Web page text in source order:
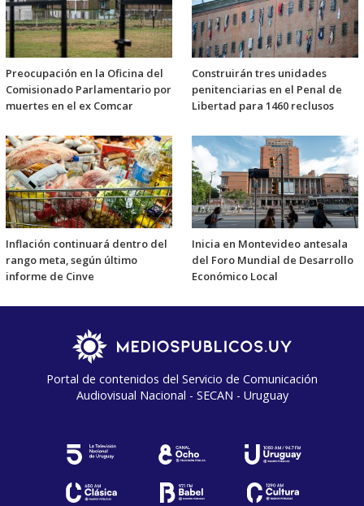
Preocupación en la Oficina del
Comisionado Parlamentario por
muertes en el ex Comcar
Construirán tres unidades
penitenciarias en el Penal de
Libertad para 1460 reclusos
Inflación continuará dentro del
rango meta, según último
informe de Cinve
Inicia en Montevideo antesala
del Foro Mundial de Desarrollo
Económico Local
Portal de contenidos del Servicio de Comunicación
Audiovisual Nacional - SECAN - Uruguay